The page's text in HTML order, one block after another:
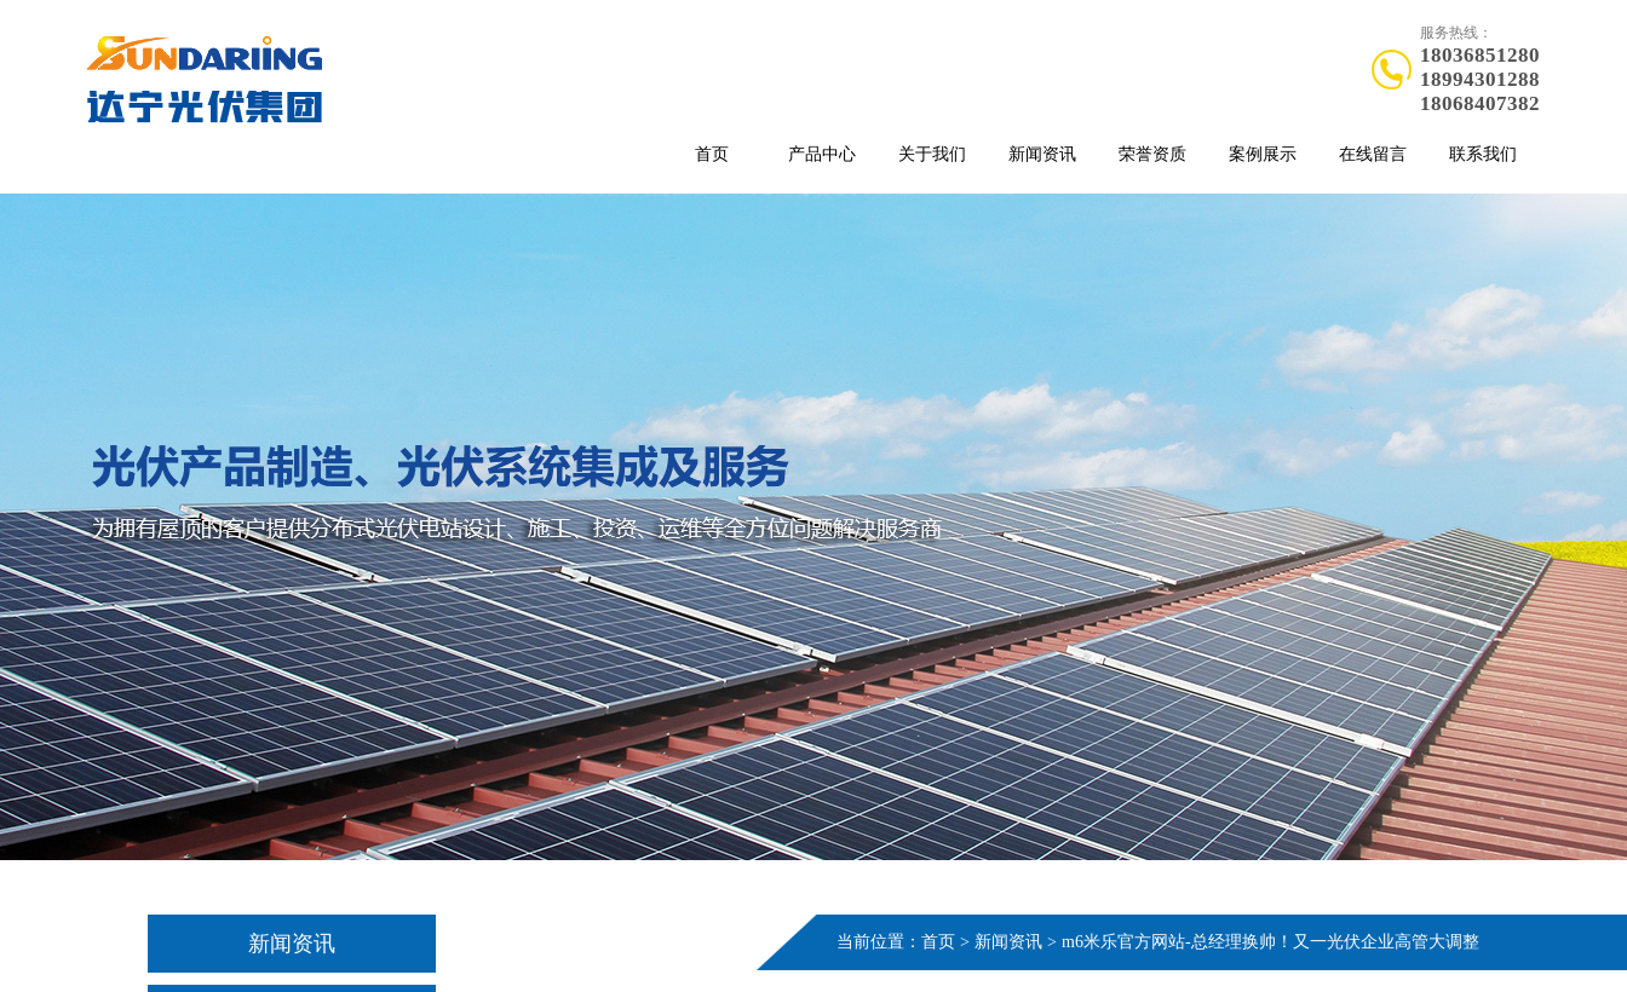
服务热线：
18036851280
18994301288
18068407382
首页 产品中心 关于我们 新闻资讯 荣誉资质 案例展示 在线留言 联系我们
新闻资讯 当前位置： 首页 > 新闻资讯 > m6米乐官方网站-总经理换帅！又一光伏企业高管大调整